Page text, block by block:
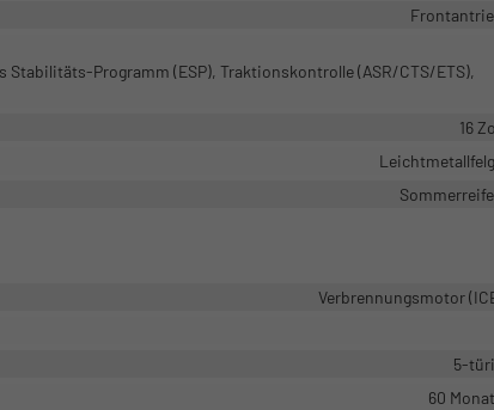
Programm (ESP), Traktionskontrolle (ASR/CTS/ETS),
16
Verbrennungsmotor
5-
60